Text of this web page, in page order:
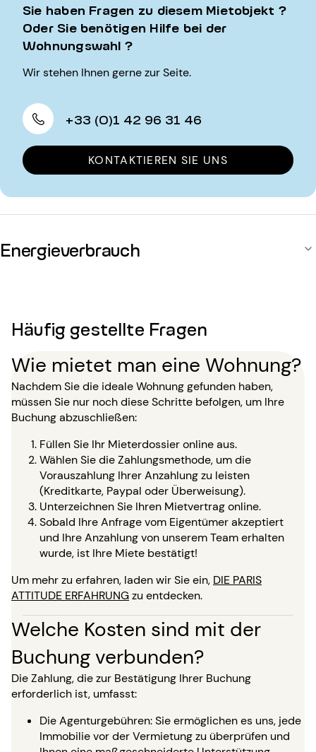
Sie haben Fragen zu diesem Mietobjekt ?
Oder Sie benötigen Hilfe bei der
Wohnungswahl ?
Wir stehen Ihnen gerne zur Seite.
+33 (0)1 42 96 31 46
KONTAKTIEREN SIE UNS
Energieverbrauch
Häufig gestellte Fragen
Wie mietet man eine Wohnung?
Nachdem Sie die ideale Wohnung gefunden haben,
müssen Sie nur noch diese Schritte befolgen, um Ihre
Buchung abzuschließen:
Füllen Sie Ihr Mieterdossier online aus.
Wählen Sie die Zahlungsmethode, um die
Vorauszahlung Ihrer Anzahlung zu leisten
(Kreditkarte, Paypal oder Überweisung).
Unterzeichnen Sie Ihren Mietvertrag online.
Sobald Ihre Anfrage vom Eigentümer akzeptiert
und Ihre Anzahlung von unserem Team erhalten
wurde, ist Ihre Miete bestätigt!
Um mehr zu erfahren, laden wir Sie ein, DIE PARIS
ATTITUDE ERFAHRUNGzu entdecken.
Welche Kosten sind mit der
Buchung verbunden?
Die Zahlung, die zur Bestätigung Ihrer Buchung
erforderlich ist, umfasst:
Die Agenturgebühren: Sie ermöglichen es uns, jede
Immobilie vor der Vermietung zu überprüfen und